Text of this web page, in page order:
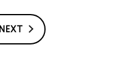
NEXT